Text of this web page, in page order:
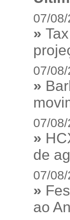
07/
»
07/
»
07/
»
de
07/
»
ao